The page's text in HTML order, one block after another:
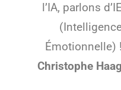
l’IA, parlons d’IE
Émotionnelle) !
Christophe Haag